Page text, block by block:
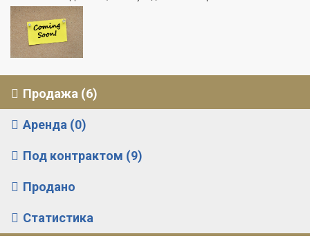
Продажа (6)
Аренда (0)
Под контрактом (9)
Продано
Статистика